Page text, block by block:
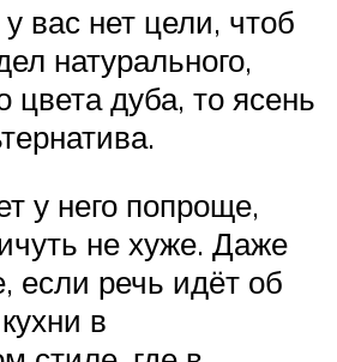
вас нет цели, чтоб
натурального,
цвета дуба, то ясень
у него попроще,
не хуже. Даже
если речь идёт об
в